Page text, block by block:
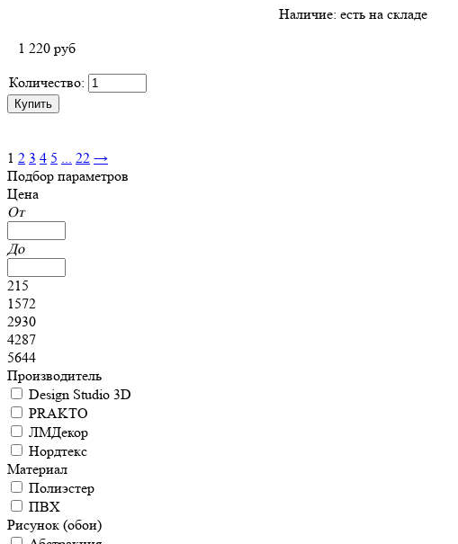
Наличие: есть на складе
1 220 руб
Количество:
1 2 3 4 5 ... 22 →
Подбор параметров
Цена
От
До
215
1572
2930
4287
5644
Производитель
Design Studio 3D
PRAKTO
ЛМДекор
Нордтекс
Материал
Полиэстер
ПВХ
Рисунок (обои)